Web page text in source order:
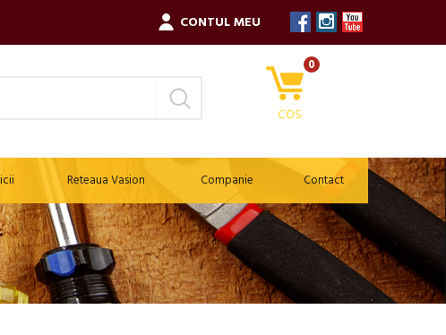
CONTUL MEU
0
COS
Reteaua Vasion Companie Contact